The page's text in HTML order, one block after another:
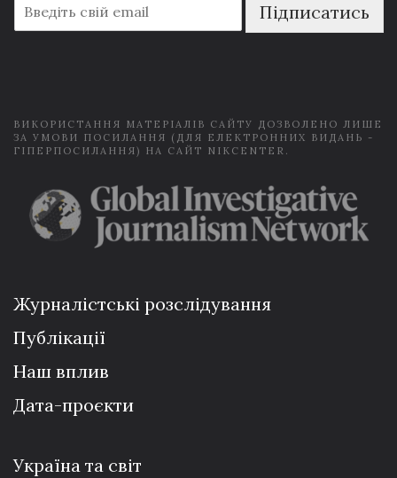
m
a
Підписатись
ВИКОРИСТАННЯ МАТЕРІАЛІВ САЙТУ ДОЗВОЛЕНО ЛИШЕ
ЗА УМОВИ ПОСИЛАННЯ (ДЛЯ ЕЛЕКТРОННИХ ВИДАНЬ -
ГІПЕРПОСИЛАННЯ) НА САЙТ NIKCENTER.
Журналістські розслідування
Публікації
Наш вплив
Дата-проєкти
Україна та світ